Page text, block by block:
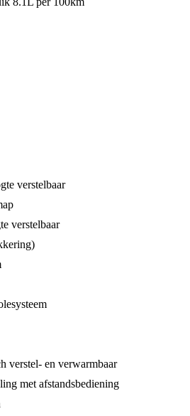
verstelbaar
verstelbaar
verstel- en verwarmbaar
met afstandsbediening